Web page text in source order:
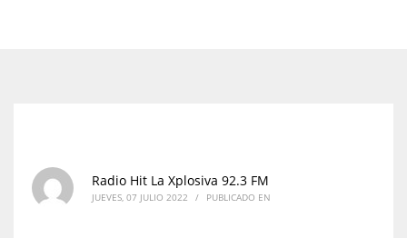
Radio Hit La Xplosiva 92.3 FM
JUEVES, 07 JULIO 2022 / PUBLICADO EN